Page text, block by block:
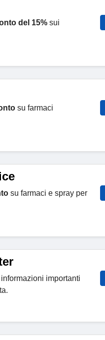
del 15%sui
su farmaci
su farmaci e spray per
importanti